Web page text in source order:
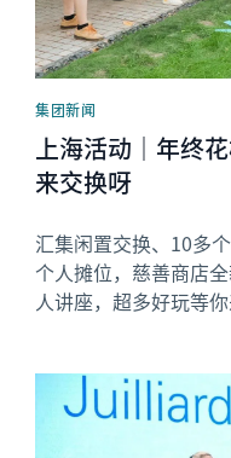
集团新闻
上海活动｜年终
来交换呀
汇集闲置交换、10多
个人摊位，慈善商店
人讲座，超多好玩等
News image